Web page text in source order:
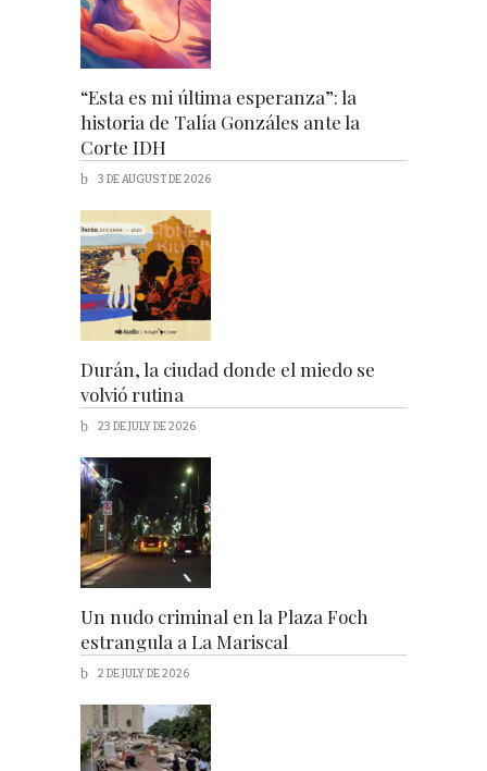
“Esta es mi última esperanza”: la
historia de Talía Gonzáles ante la
Corte IDH
3 DE AUGUST DE 2026
Durán, la ciudad donde el miedo se
volvió rutina
23 DE JULY DE 2026
Un nudo criminal en la Plaza Foch
estrangula a La Mariscal
2 DE JULY DE 2026